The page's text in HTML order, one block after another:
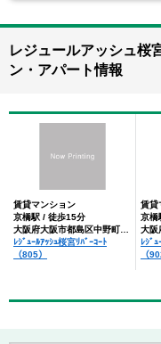
レジュールアッシュ桜
ン・アパート情報
賃貸マンション
京橋駅 / 徒歩15分
大阪府大阪市都島区中野町４丁目
ﾚｼﾞｭｰﾙｱｯｼｭ桜宮ﾘﾊﾞｰｺｰﾄ
（805）
賃貸
京橋
ﾚｼﾞｭ
（